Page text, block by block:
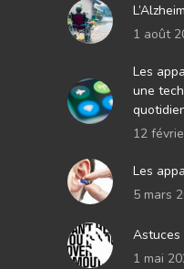
1 août
Les
une
12
Les
5 mars
Astuces
1 mai